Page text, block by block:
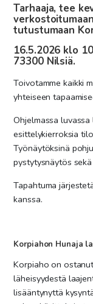
Tarhaaja, tee k
tutustumaan
16.5.2026 klo
73300 Nilsiä.
Toivotamme kaikki
yhteiseen
Ohjelmassa
esittelykierroksia
Työnäytöksinä
pystytysnäytös
Tapahtuma
kanssa.
Korpiahon Hunaja
Korpiaho on
läheisyydestä
lisääntynyttä